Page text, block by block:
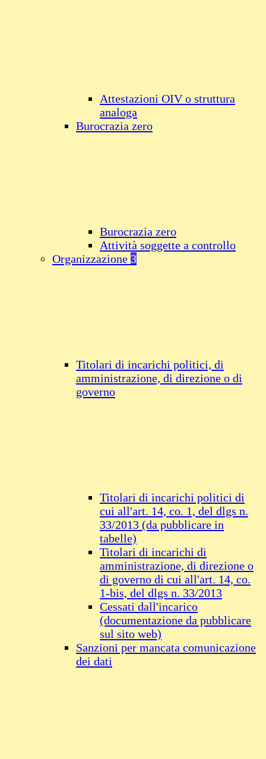
Attestazioni OIV o struttura
analoga
Burocrazia zero
Burocrazia zero
Attività soggette a controllo
Organizzazione 3
Titolari di incarichi politici, di
amministrazione, di direzione o di
governo
Titolari di incarichi politici di
cui all'art. 14, co. 1, del dlgs n.
33/2013 (da pubblicare in
tabelle)
Titolari di incarichi di
amministrazione, di direzione o
di governo di cui all'art. 14, co.
1-bis, del dlgs n. 33/2013
Cessati dall'incarico
(documentazione da pubblicare
sul sito web)
Sanzioni per mancata comunicazione
dei dati